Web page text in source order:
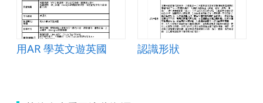
用AR 學英文遊英國 認識形狀